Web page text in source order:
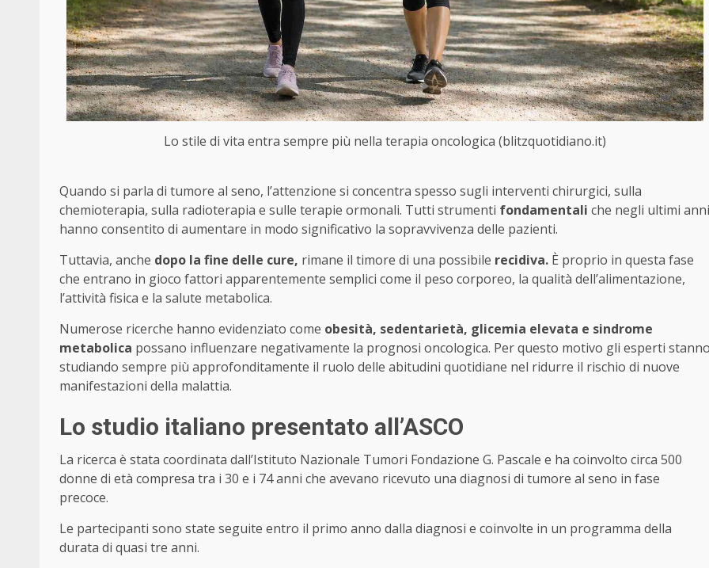
Lo stile di vita entra sempre più nella terapia oncologica (blitzquotidiano.it)
Quando si parla di tumore al seno, l’attenzione si concentra spesso sugli interventi chirurgici, sulla
chemioterapia, sulla radioterapia e sulle terapie ormonali. Tutti strumenti fondamentali che negli ultimi anni
hanno consentito di aumentare in modo significativo la sopravvivenza delle pazienti.
Tuttavia, anche dopo la fine delle cure, rimane il timore di una possibile recidiva. È proprio in questa fase
che entrano in gioco fattori apparentemente semplici come il peso corporeo, la qualità dell’alimentazione,
l’attività fisica e la salute metabolica.
Numerose ricerche hanno evidenziato come obesità, sedentarietà, glicemia elevata e sindrome
metabolica possano influenzare negativamente la prognosi oncologica. Per questo motivo gli esperti
studiando sempre più approfonditamente il ruolo delle abitudini quotidiane nel ridurre il rischio di nuove
manifestazioni della malattia.
Lo studio italiano presentato all’ASCO
La ricerca è stata coordinata dall’Istituto Nazionale Tumori Fondazione G. Pascale e ha coinvolto circa 500
donne di età compresa tra i 30 e i 74 anni che avevano ricevuto una diagnosi di tumore al seno in fase
precoce.
Le partecipanti sono state seguite entro il primo anno dalla diagnosi e coinvolte in un programma della
durata di quasi tre anni.